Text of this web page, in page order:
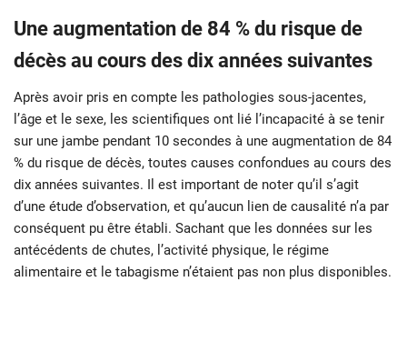
Une augmentation de 84 % du risque de
décès au cours des dix années suivantes
Après avoir pris en compte les pathologies sous-jacentes,
l’âge et le sexe, les scientifiques ont lié l’incapacité à se tenir
sur une jambe pendant 10 secondes à une augmentation de 84
% du risque de décès, toutes causes confondues au cours des
dix années suivantes. Il est important de noter qu’il s’agit
d’une étude d’observation, et qu’aucun lien de causalité n’a par
conséquent pu être établi. Sachant que les données sur les
antécédents de chutes, l’activité physique, le régime
alimentaire et le tabagisme n’étaient pas non plus disponibles.